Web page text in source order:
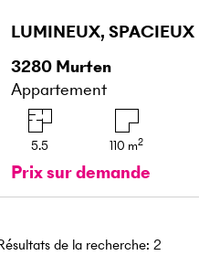
3280 Murten
Appartement
5.5 110 m2
Prix sur demande
de la recherche: 2